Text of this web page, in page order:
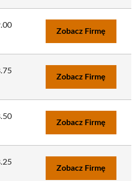
Zobacz Firmę
Zobacz Firmę
Zobacz Firmę
Zobacz Firmę